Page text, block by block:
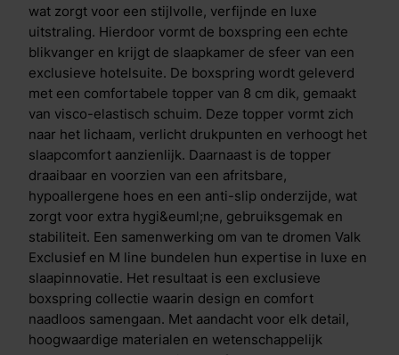
wat zorgt voor een stijlvolle, verfijnde en luxe
uitstraling. Hierdoor vormt de boxspring een echte
blikvanger en krijgt de slaapkamer de sfeer van een
exclusieve hotelsuite. De boxspring wordt geleverd
met een comfortabele topper van 8 cm dik, gemaakt
van visco-elastisch schuim. Deze topper vormt zich
naar het lichaam, verlicht drukpunten en verhoogt het
slaapcomfort aanzienlijk. Daarnaast is de topper
draaibaar en voorzien van een afritsbare,
hypoallergene hoes en een anti-slip onderzijde, wat
zorgt voor extra hygi&euml;ne, gebruiksgemak en
stabiliteit. Een samenwerking om van te dromen Valk
Exclusief en M line bundelen hun expertise in luxe en
slaapinnovatie. Het resultaat is een exclusieve
boxspring collectie waarin design en comfort
naadloos samengaan. Met aandacht voor elk detail,
hoogwaardige materialen en wetenschappelijk